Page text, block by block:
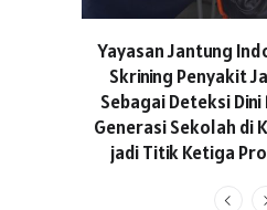
Yayasan Jantung
Skrining Penyakit
Sebagai Deteksi
Generasi Sekolah di
jadi Titik Ketiga